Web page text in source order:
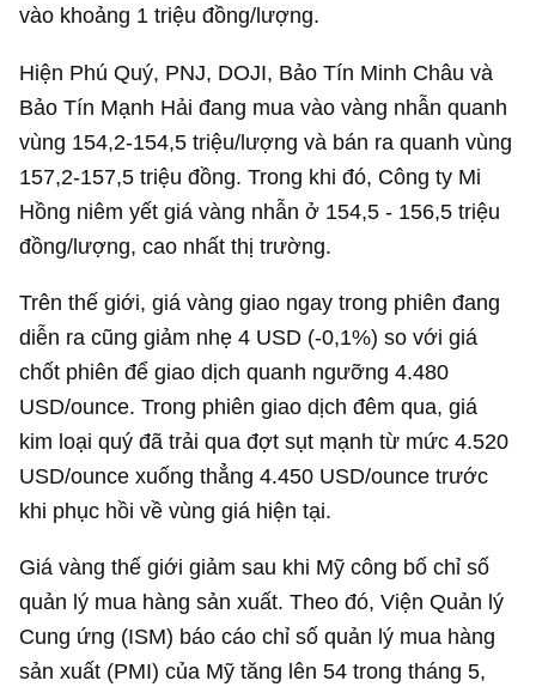
vào khoảng 1 triệu đồng/lượng.
Hiện Phú Quý, PNJ, DOJI, Bảo Tín Minh Châu và
Bảo Tín Mạnh Hải đang mua vào vàng nhẫn quanh
vùng 154,2-154,5 triệu/lượng và bán ra quanh vùng
157,2-157,5 triệu đồng. Trong khi đó, Công ty Mi
Hồng niêm yết giá vàng nhẫn ở 154,5 - 156,5 triệu
đồng/lượng, cao nhất thị trường.
Trên thế giới, giá vàng giao ngay trong phiên đang
diễn ra cũng giảm nhẹ4 USD (-0,1%) so với giá
chốt phiên để giao dịch quanh ngưỡng4.480
USD/ounce. Trong phiên giao dịch đêm qua, giá
kim loại quý đã trải qua đợt sụt mạnh từ mức4.520
USD/ounce xuống thẳng4.450 USD/ounce trước
khi phục hồi về vùng giá hiện tại.
Giá vàng thế giới giảm sau khi Mỹ công bố chỉ số
quản lý mua hàng sản xuất. Theo đó, Viện Quản lý
Cung ứng (ISM) báo cáo chỉ số quản lý mua hàng
sản xuất (PMI) của Mỹ tăng lên 54 trong tháng 5,